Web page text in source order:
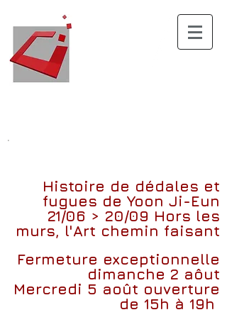
.
Histoire de dédales et
fugues de Yoon Ji-Eun
21/06 > 20/09 Hors les
murs, l'Art chemin faisant
Fermeture exceptionnelle
dimanche 2 aôut
Mercredi 5 août ouverture
de 15h à 19h